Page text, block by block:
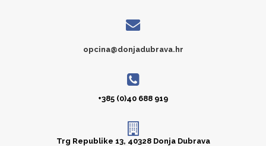
opcina@donjadubrava.hr
+385 (0)40 688 919
Trg Republike 13, 40328 Donja Dubrava